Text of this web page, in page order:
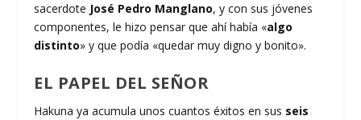
sacerdote José Pedro Manglano, y con sus jóvenes
componentes, le hizo pensar que ahí había «algo
distinto» y que podía «quedar muy digno y bonito».
EL PAPEL DEL SEÑOR
Hakuna ya acumula unos cuantos éxitos en sus seis